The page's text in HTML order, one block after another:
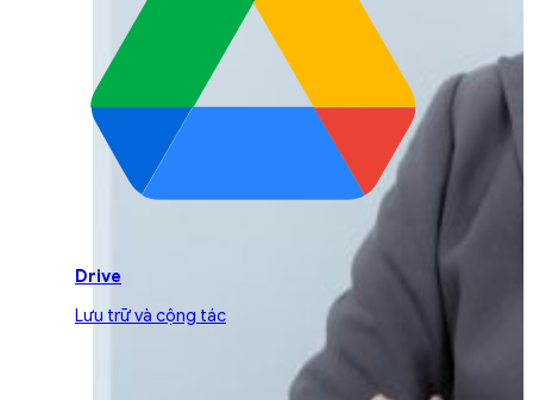
Drive
Lưu trữ và cộng tác